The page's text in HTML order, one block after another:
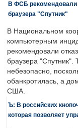
В ФСБ рекомендовали
браузера "Спутник"
В Национальном
компьютерным
рекомендовали
браузера "Спутник".
небезопасно,
обанкротилась, а
США.
Ъ: В российских
которая позволяет